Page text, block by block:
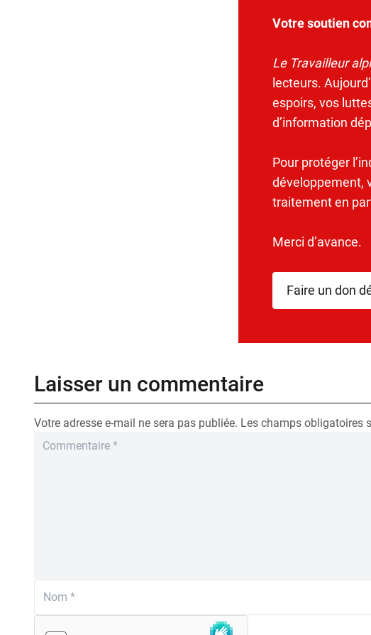
Votre soutien
Le Travailleur
lecteurs.
espoirs, vos
d’information
Pour protéger
développement,
traitement en
Merci d’avance.
Faire un don
Laisser un commentaire
Votre adresse e-mail ne sera pas publiée. Les champs obligatoires